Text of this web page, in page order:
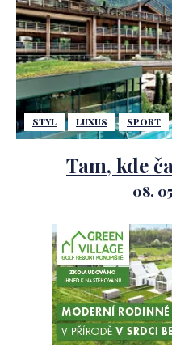
STYL LUXUS SPORT
Tam, kde
08.